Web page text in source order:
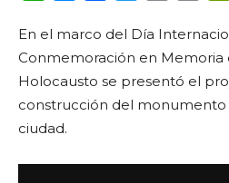
En el marco del Día
Conmemoración en Memoria
Holocausto se presentó el
construcción del monumento
ciudad.